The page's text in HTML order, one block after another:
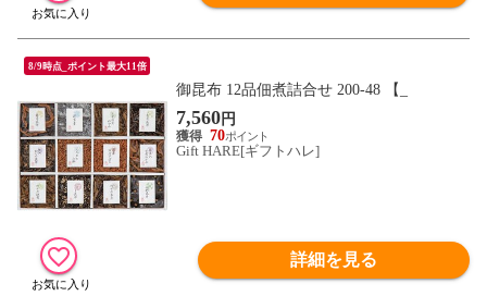
8/9時点_ポイント最大11倍
御昆布 12品佃煮詰合せ 200-48 【_
7,560円
70
Gift HARE[ギフトハレ]
詳細を見る